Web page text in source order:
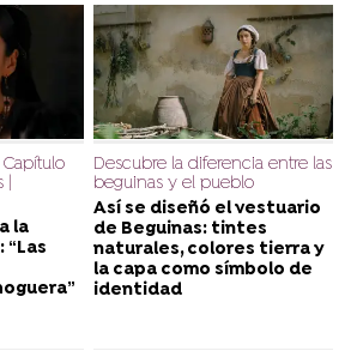
la
“Las
Descubre la diferencia entre las
beguinas y el pueblo
Así se diseñó el vestuario
de Beguinas: tintes
naturales, colores tierra y
la capa como símbolo de
identidad